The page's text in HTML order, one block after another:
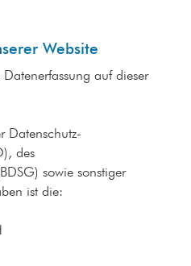
Website
auf dieser
Datenschutz-
des
sowie sonstiger
ist die: